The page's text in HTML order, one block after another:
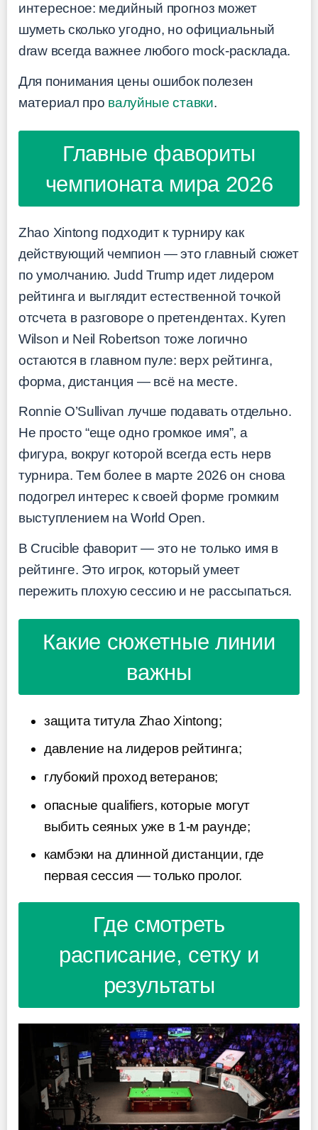
интересное: медийный прогноз может
шуметь сколько угодно, но официальный
draw всегда важнее любого mock-расклада.
Для понимания цены ошибок полезен
материал про валуйные ставки.
Главные фавориты
чемпионата мира 2026
Zhao Xintong подходит к турниру как
действующий чемпион — это главный сюжет
по умолчанию. Judd Trump идет лидером
рейтинга и выглядит естественной точкой
отсчета в разговоре о претендентах. Kyren
Wilson и Neil Robertson тоже логично
остаются в главном пуле: верх рейтинга,
форма, дистанция — всё на месте.
Ronnie O’Sullivan лучше подавать отдельно.
Не просто “еще одно громкое имя”, а
фигура, вокруг которой всегда есть нерв
турнира. Тем более в марте 2026 он снова
подогрел интерес к своей форме громким
выступлением на World Open.
В Crucible фаворит — это не только имя в
рейтинге. Это игрок, который умеет
пережить плохую сессию и не рассыпаться.
Какие сюжетные линии
важны
защита титула Zhao Xintong;
давление на лидеров рейтинга;
глубокий проход ветеранов;
опасные qualifiers, которые могут
выбить сеяных уже в 1-м раунде;
камбэки на длинной дистанции, где
первая сессия — только пролог.
Где смотреть
расписание, сетку и
результаты